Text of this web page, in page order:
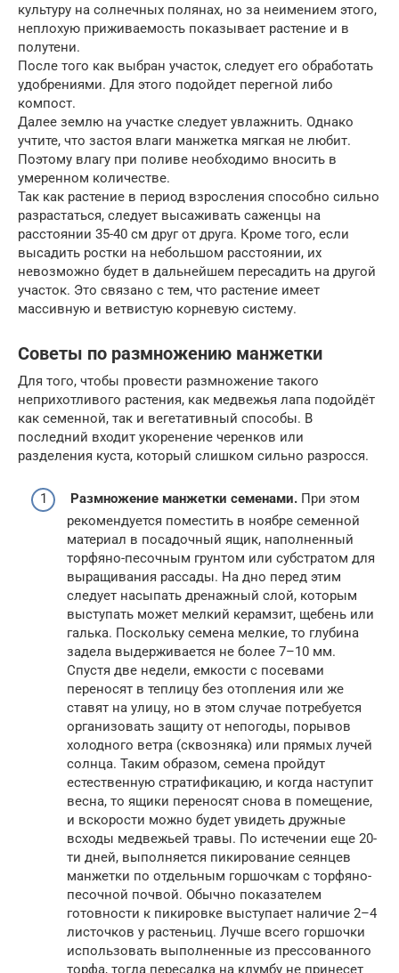
культуру на солнечных полянах, но за неимением этого,
неплохую приживаемость показывает растение и в
полутени.
После того как выбран участок, следует его обработать
удобрениями. Для этого подойдет перегной либо
компост.
Далее землю на участке следует увлажнить. Однако
учтите, что застоя влаги манжетка мягкая не любит.
Поэтому влагу при поливе необходимо вносить в
умеренном количестве.
Так как растение в период взросления способно сильно
разрастаться, следует высаживать саженцы на
расстоянии 35-40 см друг от друга. Кроме того, если
высадить ростки на небольшом расстоянии, их
невозможно будет в дальнейшем пересадить на другой
участок. Это связано с тем, что растение имеет
массивную и ветвистую корневую систему.
Советы по размножению манжетки
Для того, чтобы провести размножение такого
неприхотливого растения, как медвежья лапа подойдёт
как семенной, так и вегетативный способы. В
последний входит укоренение черенков или
разделения куста, который слишком сильно разросся.
Размножение манжетки семенами. При этом
рекомендуется поместить в ноябре семенной
материал в посадочный ящик, наполненный
торфяно-песочным грунтом или субстратом для
выращивания рассады. На дно перед этим
следует насыпать дренажный слой, которым
выступать может мелкий керамзит, щебень или
галька. Поскольку семена мелкие, то глубина
задела выдерживается не более 7–10 мм.
Спустя две недели, емкости с посевами
переносят в теплицу без отопления или же
ставят на улицу, но в этом случае потребуется
организовать защиту от непогоды, порывов
холодного ветра (сквозняка) или прямых лучей
солнца. Таким образом, семена пройдут
естественную стратификацию, и когда наступит
весна, то ящики переносят снова в помещение,
и вскорости можно будет увидеть дружные
всходы медвежьей травы. По истечении еще 20-
ти дней, выполняется пикирование сеянцев
манжетки по отдельным горшочкам с торфяно-
песочной почвой. Обычно показателем
готовности к пикировке выступает наличие 2–4
листочков у растеньиц. Лучше всего горшочки
использовать выполненные из прессованного
торфа, тогда пересадка на клумбу не принесет